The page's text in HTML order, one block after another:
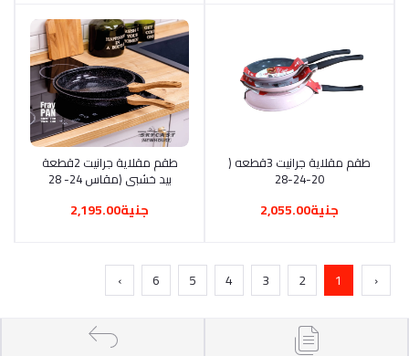
أضف إلى السلةطقم مقلاية جرانيت 3قطعه (
20-24-28
جنية2,055.00
أضف إلى السلةطقم مقلاية جرانيت 2قطعة
بيد خشبي (مقاس 24- 28
جنية2,195.00
‹
1
2
3
4
5
6
›